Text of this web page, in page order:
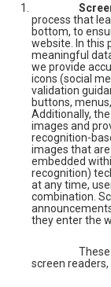
process that
bottom, to
website. In this
meaningful
we provide
icons (social
validation
buttons,
Additionally,
images and
recognition-
images that
embedded
recognition)
at any time,
combination.
they enter the
screen readers,